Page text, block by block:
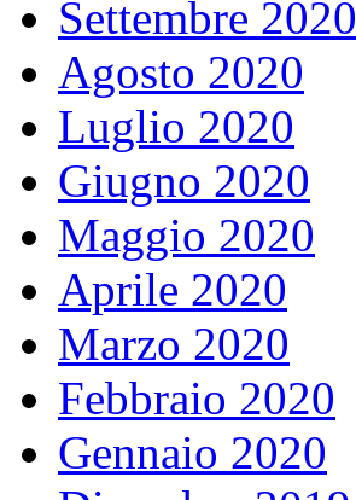
Settembre 2020
Agosto 2020
Luglio 2020
Giugno 2020
Maggio 2020
Aprile 2020
Marzo 2020
Febbraio 2020
Gennaio 2020